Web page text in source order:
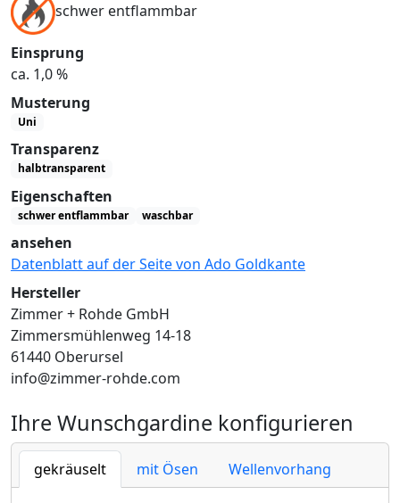
schwer entflammbar
Einsprung
ca. 1,0 %
Musterung
Uni
Transparenz
halbtransparent
Eigenschaften
schwer entflammbar waschbar
ansehen
Datenblatt auf der Seite von Ado Goldkante
Hersteller
Zimmer + Rohde GmbH
Zimmersmühlenweg 14-18
61440 Oberursel
info@zimmer-rohde.com
Ihre Wunschgardine konfigurieren
gekräuselt mit Ösen Wellenvorhang